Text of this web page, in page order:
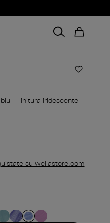
- Finitura iridescente
su Wellastore.com